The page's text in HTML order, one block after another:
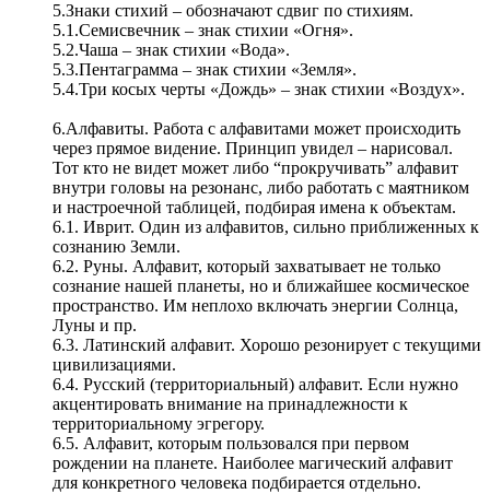
5.Знаки стихий – обозначают сдвиг по стихиям.
5.1.Семисвечник – знак стихии «Огня».
5.2.Чаша – знак стихии «Вода».
5.3.Пентаграмма – знак стихии «Земля».
5.4.Три косых черты «Дождь» – знак стихии «Воздух».
6.Алфавиты. Работа с алфавитами может происходить
через прямое видение. Принцип увидел – нарисовал.
Тот кто не видет может либо “прокручивать” алфавит
внутри головы на резонанс, либо работать с маятником
и настроечной таблицей, подбирая имена к объектам.
6.1. Иврит. Один из алфавитов, сильно приближенных к
сознанию Земли.
6.2. Руны. Алфавит, который захватывает не только
сознание нашей планеты, но и ближайшее космическое
пространство. Им неплохо включать энергии Солнца,
Луны и пр.
6.3. Латинский алфавит. Хорошо резонирует с текущими
цивилизациями.
6.4. Русский (территориальный) алфавит. Если нужно
акцентировать внимание на принадлежности к
территориальному эгрегору.
6.5. Алфавит, которым пользовался при первом
рождении на планете. Наиболее магический алфавит
для конкретного человека подбирается отдельно.